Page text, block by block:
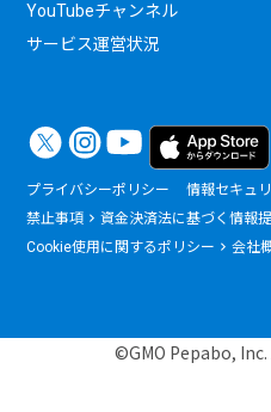
YouTubeチャンネル
サービス運営状況
プライバシーポリシー 情報セキュ
禁止事項
資金決済法に基づく情報
Cookie使用に関するポリシー
会社
©GMO Pepabo,